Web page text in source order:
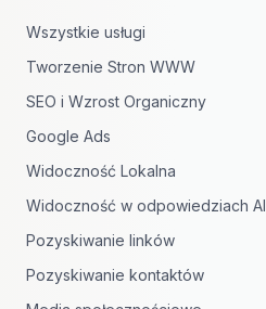
Wszystkie usługi
Tworzenie Stron WWW
SEO i Wzrost Organiczny
Google Ads
Widoczność Lokalna
Widoczność w odpowiedziach AI
Pozyskiwanie linków
Pozyskiwanie kontaktów